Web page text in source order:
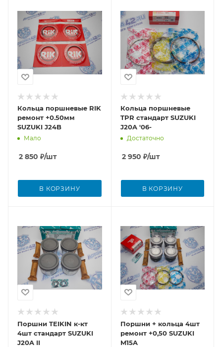
Кольца поршневые RIK
ремонт +0.50мм
SUZUKI J24B
Мало
2 850 ₽/шт
В КОРЗИНУ
Кольца поршневые
TPR стандарт SUZUKI
J20A '06-
Достаточно
2 950 ₽/шт
В КОРЗИНУ
Поршни TEIKIN к-кт
4шт стандарт SUZUKI
J20A II
Поршни + кольца 4шт
ремонт +0,50 SUZUKI
M15A